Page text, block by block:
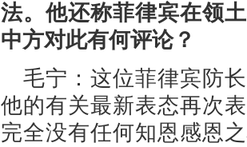
法。他还称菲律宾在领
中方对此有何评论？
毛宁：这位菲律宾防
他的有关最新表态再次
完全没有任何知恩感恩